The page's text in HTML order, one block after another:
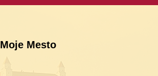
Moje Mesto